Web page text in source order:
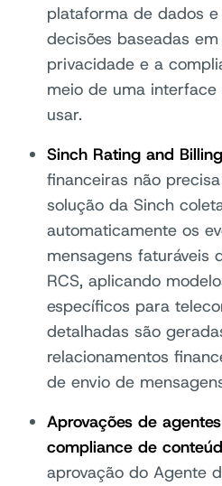
plataforma de dados
decisões baseadas
privacidade e a
meio de uma
usar.
Sinch Rating and Billing
financeiras não
solução da Sinch
automaticamente os
mensagens faturáveis
RCS, aplicando
específicos para
detalhadas são
relacionamentos
de envio de
Aprovações de
compliance de
aprovação do Agente